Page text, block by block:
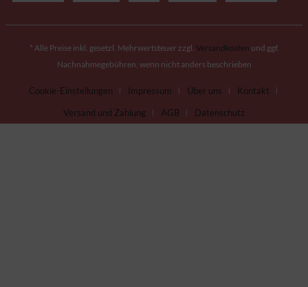
* Alle Preise inkl. gesetzl. Mehrwertsteuer zzgl. Versandkosten und ggf.
Nachnahmegebühren, wenn nicht anders beschrieben
Cookie-Einstellungen Impressum Über uns
Kontakt
Versand und Zahlung
AGB Datenschutz